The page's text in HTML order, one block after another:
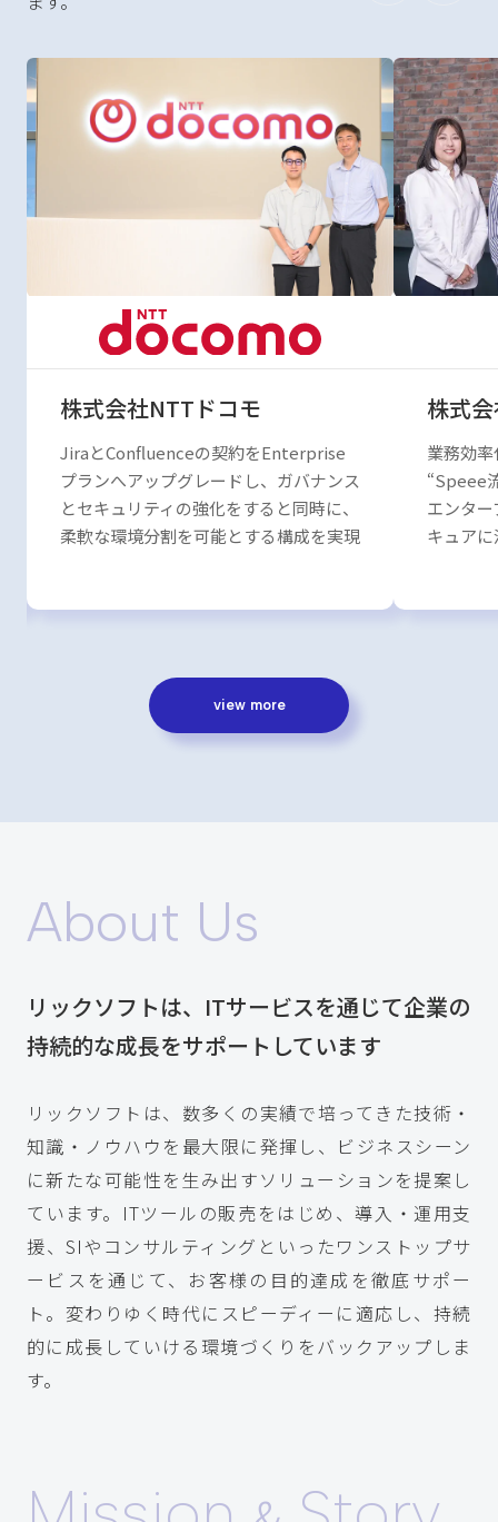
株式会社Speee
業務効率化と品質向上を実現する
“Speee流” Trello活用術
エンタープライズプランの導入でよりセ
キュアに活用幅を拡大
アイ
有基盤
的な向
view more
About Us
リックソフトは、ITサービスを通じて企業の
持続的な成長をサポートしています
リックソフトは、数多くの実績で培ってきた技術・
知識・ノウハウを最大限に発揮し、ビジネスシーン
に新たな可能性を生み出すソリューションを提案し
ています。ITツールの販売をはじめ、導入・運用支
援、SIやコンサルティングといったワンストップサ
ービスを通じて、お客様の目的達成を徹底サポー
ト。変わりゆく時代にスピーディーに適応し、持続
的に成長していける環境づくりをバックアップしま
す。